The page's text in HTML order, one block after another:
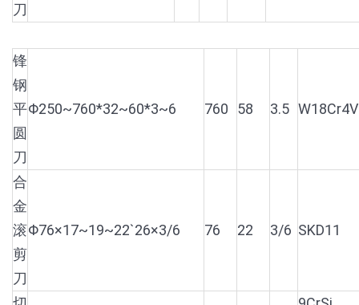
刀
锋
钢
平
圆
刀
Φ250~760*32~60*3~6 760 58 3.5
合
金
滚
剪
刀
Φ76×17~19~22`26×3/6 76 22 3/6 SKD11